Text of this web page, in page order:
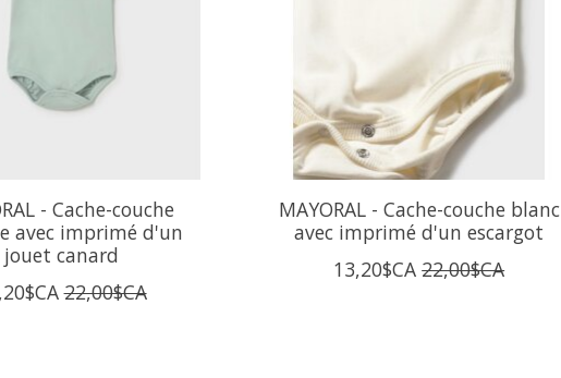
- Cache-couche
avec imprimé d'un
jouet canard
22,00$CA
MAYORAL - Cache-couche blanc
avec imprimé d'un escargot
13,20$CA 22,00$CA